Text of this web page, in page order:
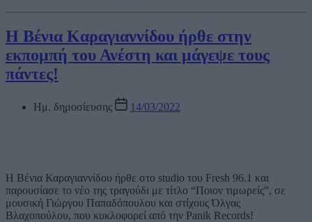
Η Βένια Καραγιαννίδου ήρθε στην
εκπομπή του Ανέστη και μάγεψε τους
πάντες!
Ημ. δημοσίευσης 14/03/2022
Η Βένια Καραγιαννίδου ήρθε στο studio του Fresh 96.1 και
παρουσίασε το νέο της τραγούδι με τίτλο “Ποιον τιμωρείς”, σε
μουσική Γιώργου Παπαδόπουλου και στίχους Όλγας
Βλαχοπούλου, που κυκλοφορεί από την Panik Records!